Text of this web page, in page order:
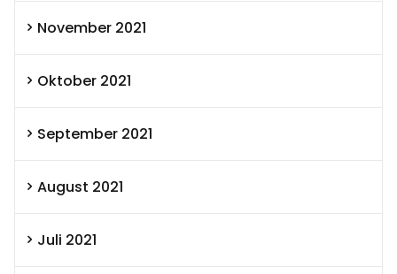
November 2021
Oktober 2021
September 2021
August 2021
Juli 2021